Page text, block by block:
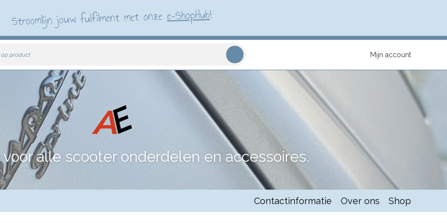
Stroomlijn jouw fulfilment met onzee-ShopHub!
op product Mijn account
alle scooter onderdelen en accessoires.
Contactinformatie Over ons Shop